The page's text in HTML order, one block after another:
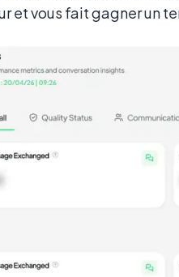
et vous fait gagner un